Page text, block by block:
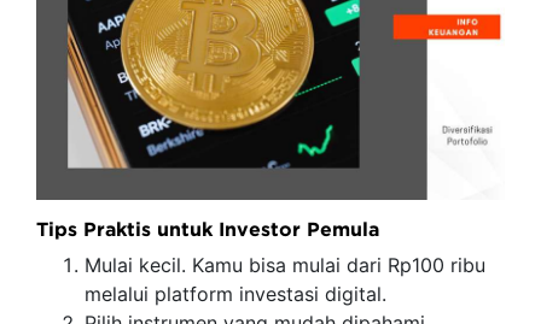
Tips Praktis untuk Investor Pemula
Mulai kecil. Kamu bisa mulai dari Rp100 ribu
melalui platform investasi digital.